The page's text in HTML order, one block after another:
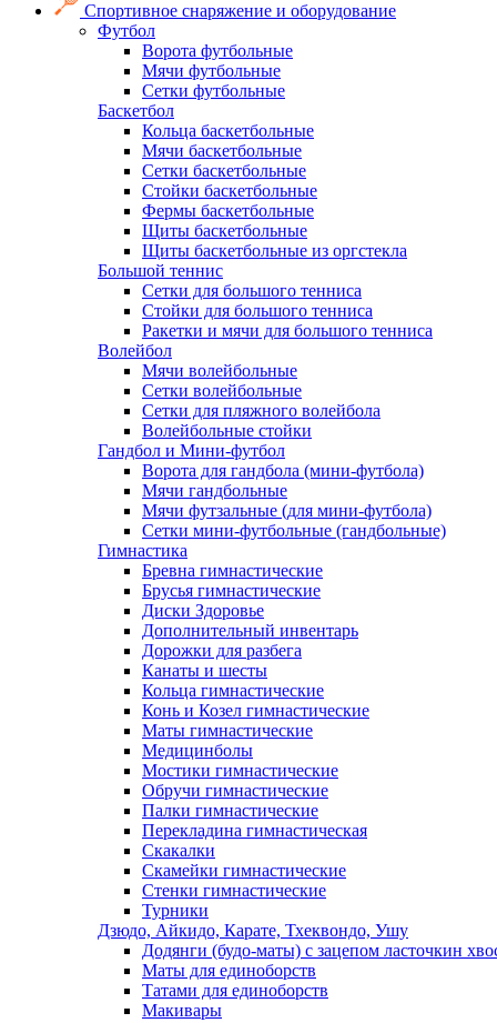
Спортивное снаряжение и оборудование
Футбол
Ворота футбольные
Мячи футбольные
Сетки футбольные
Баскетбол
Кольца баскетбольные
Мячи баскетбольные
Сетки баскетбольные
Стойки баскетбольные
Фермы баскетбольные
Щиты баскетбольные
Щиты баскетбольные из оргстекла
Большой теннис
Сетки для большого тенниса
Стойки для большого тенниса
Ракетки и мячи для большого тенниса
Волейбол
Мячи волейбольные
Сетки волейбольные
Сетки для пляжного волейбола
Волейбольные стойки
Гандбол и Мини-футбол
Ворота для гандбола (мини-футбола)
Мячи гандбольные
Мячи футзальные (для мини-футбола)
Сетки мини-футбольные (гандбольные)
Гимнастика
Бревна гимнастические
Брусья гимнастические
Диски Здоровье
Дополнительный инвентарь
Дорожки для разбега
Канаты и шесты
Кольца гимнастические
Конь и Козел гимнастические
Маты гимнастические
Медицинболы
Мостики гимнастические
Обручи гимнастические
Палки гимнастические
Перекладина гимнастическая
Скакалки
Скамейки гимнастические
Стенки гимнастические
Турники
Дзюдо, Айкидо, Карате, Тхеквондо, Ушу
Додянги (будо-маты) с зацепом ласточкин
Маты для единоборств
Татами для единоборств
Макивары